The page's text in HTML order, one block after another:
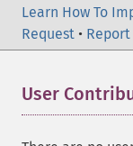
Learn How To
Request • Report
User